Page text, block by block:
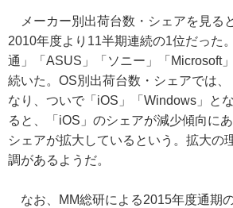
メーカー別出荷台数・シェアを見る
2010年度より11半期連続の1位だった
通」「ASUS」「ソニー」「Microsoft
続いた。OS別出荷台数・シェアでは
なり、ついで「iOS」「Windows」と
ると、「iOS」のシェアが減少傾向に
シェアが拡大しているという。拡大の
調があるようだ。
なお、MM総研による2015年度通期